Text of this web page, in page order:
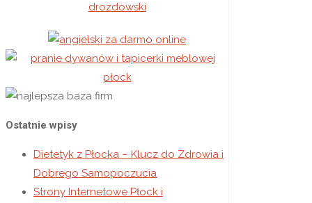
Ostatnie wpisy
Dietetyk z Płocka – Klucz do Zdrowia i
Dobrego Samopoczucia
Strony Internetowe Płock i